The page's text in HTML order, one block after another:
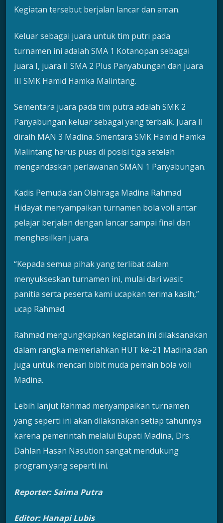
Kegiatan tersebut berjalan lancar dan aman.
Keluar sebagai juara untuk tim putri pada
turnamen ini adalah SMA 1 Kotanopan sebagai
juara I, juara II SMA 2 Plus Panyabungan dan juara
III SMK Hamid Hamka Malintang.
Sementara juara pada tim putra adalah SMK 2
Panyabungan keluar sebagai yang terbaik. Juara II
diraih MAN 3 Madina. Smentara SMK Hamid Hamka
Malintang harus puas di posisi tiga setelah
mengandaskan perlawanan SMAN 1 Panyabungan.
Kadis Pemuda dan Olahraga Madina Rahmad
Hidayat menyampaikan turnamen bola voli antar
pelajar berjalan dengan lancar sampai final dan
menghasilkan juara.
“Kepada semua pihak yang terlibat dalam
menyukseskan turnamen ini, mulai dari wasit
panitia serta peserta kami ucapkan terima kasih,”
ucap Rahmad.
Rahmad mengungkapkan kegiatan ini dilaksanakan
dalam rangka memeriahkan HUT ke-21 Madina dan
juga untuk mencari bibit muda pemain bola voli
Madina.
Lebih lanjut Rahmad menyampaikan turnamen
yang seperti ini akan dilaksnakan setiap tahunnya
karena pemerintah melalui Bupati Madina, Drs.
Dahlan Hasan Nasution sangat mendukung
program yang seperti ini.
Reporter: Saima Putra
Editor: Hanapi Lubis